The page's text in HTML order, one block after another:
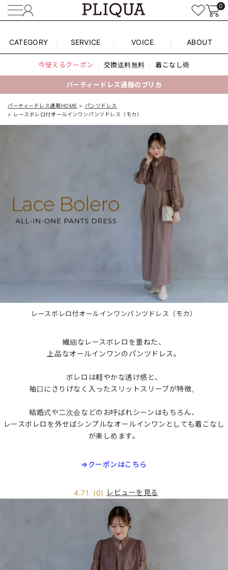
0
CATEGORY SERVICE VOICE ABOUT
今使えるクーポン 交換送料無料 着こなし術
パーティードレス通販のプリカ
パーティードレス通販HOME
パンツドレス
レースボレロ付オールインワンパンツドレス（モカ）
レースボレロ付オールインワンパンツドレス（モカ）
繊細なレースボレロを重ねた、
上品なオールインワンのパンツドレス。
ボレロは軽やかな透け感と、
袖口にさりげなく入ったスリットスリーブが特徴。
結婚式や二次会などのお呼ばれシーンはもちろん、
レースボレロを外せばシンプルなオールインワンとしても着こなし
が楽しめます。
⇒クーポンはこちら
4.71 (0) レビューを見る